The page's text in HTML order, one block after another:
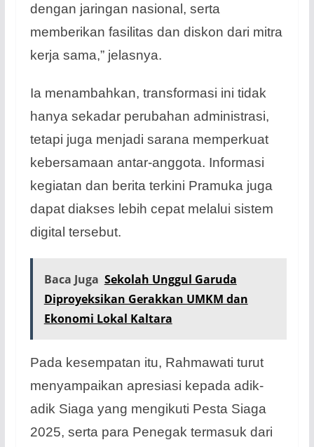
dengan jaringan nasional, serta
memberikan fasilitas dan diskon dari mitra
kerja sama,” jelasnya.
Ia menambahkan, transformasi ini tidak
hanya sekadar perubahan administrasi,
tetapi juga menjadi sarana memperkuat
kebersamaan antar-anggota. Informasi
kegiatan dan berita terkini Pramuka juga
dapat diakses lebih cepat melalui sistem
digital tersebut.
Baca Juga Sekolah Unggul Garuda
Diproyeksikan Gerakkan UMKM dan
Ekonomi Lokal Kaltara
Pada kesempatan itu, Rahmawati turut
menyampaikan apresiasi kepada adik-
adik Siaga yang mengikuti Pesta Siaga
2025, serta para Penegak termasuk dari